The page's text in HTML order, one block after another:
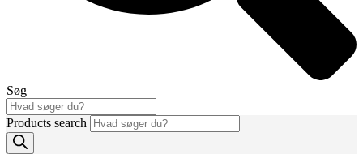
Søg
Products search